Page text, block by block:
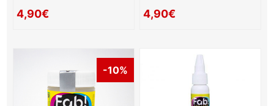
4,90€ 4,90€
-10%